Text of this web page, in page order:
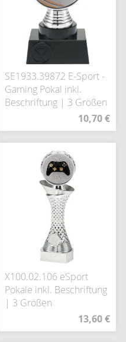
SE1933.39872 E-Sport -
Gaming Pokal inkl.
Beschriftung | 3 Größen
10,70 €
X100.02.106 eSport
Pokale inkl. Beschriftung
| 3 Größen
13,60 €